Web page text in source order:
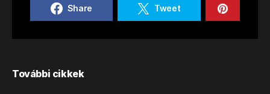
Share Tweet
További cikkek